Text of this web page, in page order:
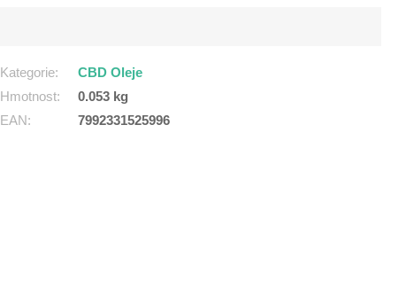
Kategorie:
CBD Oleje
Hmotnost:
0.053 kg
EAN: 7992331525996